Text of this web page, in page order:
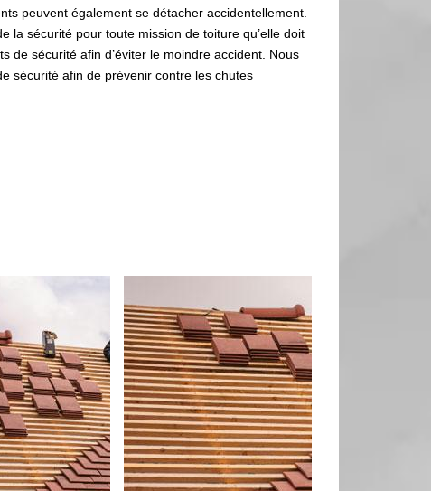
peuvent également se détacher accidentellement.
la sécurité pour toute mission de toiture qu’elle doit
de sécurité afin d’éviter le moindre accident. Nous
sécurité afin de prévenir contre les chutes